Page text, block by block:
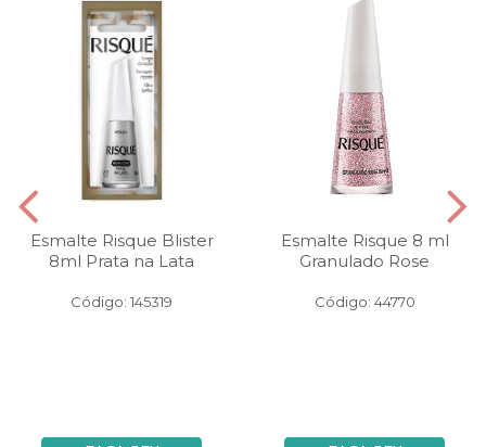
Esmalte Risque Blister
8ml Prata na Lata
Código: 145319
Esmalte Risque 8 ml
Granulado Rose
Código: 44770